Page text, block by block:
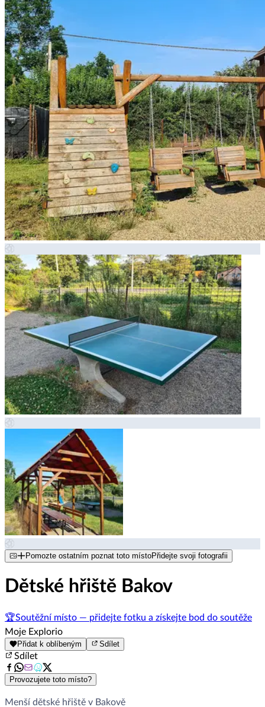
Pomozte ostatním poznat toto místoPřidejte svoji fotografii
Dětské hřiště Bakov
🏆Soutěžní místo — přidejte fotku a získejte bod do soutěže
Moje Explorio
Přidat k oblíbeným Sdílet
Sdílet
Provozujete toto místo?
Menší dětské hřiště v Bakově